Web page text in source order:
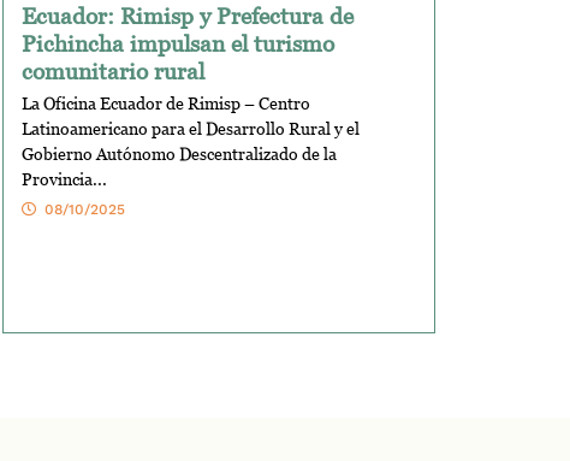
Ecuador: Rimisp y Prefectura de
Pichincha impulsan el turismo
comunitario rural
La Oficina Ecuador de Rimisp – Centro
Latinoamericano para el Desarrollo Rural y el
Gobierno Autónomo Descentralizado de la
Provincia...
08/10/2025